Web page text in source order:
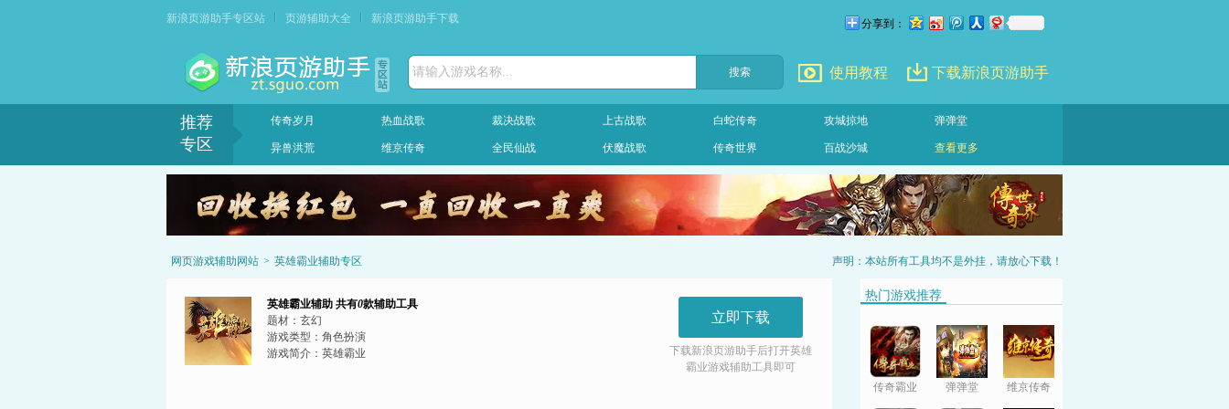
新浪页游助手专区站 页游辅助大全 新浪页游助手下载 分享到：
请输入游戏名称... 使用教程 下载新浪页游助手
推荐
专区
传奇岁月 热血战歌 裁决战歌 上古战歌 白蛇传奇 攻城掠地 弹弹堂
异兽洪荒 维京传奇 全民仙战 伏魔战歌 传奇世界 百战沙城 查看更多
网页游戏辅助网站 > 英雄霸业辅助专区 声明：本站所有工具均不是外挂，请放心下载！
英雄霸业辅助 共有0款辅助工具
题材： 玄幻
游戏类型： 角色扮演
游戏简介： 英雄霸业
立即下载
下载新浪页游助手后打开英雄
霸业游戏辅助工具即可
热门游戏推荐
传奇霸业 弹弹堂 维京传奇